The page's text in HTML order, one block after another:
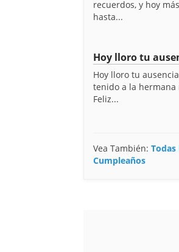
recuerdos, y hoy
hasta...
Hoy lloro tu
Hoy lloro tu
tenido a la
Feliz...
Vea También:
Cumpleaños